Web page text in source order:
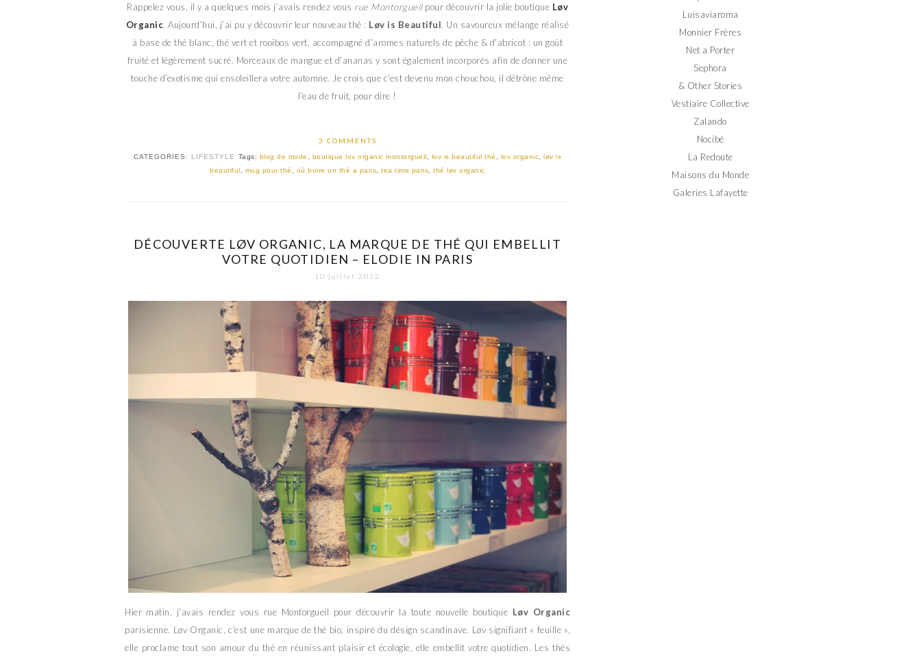
Rappelez vous, il y a quelques mois j’avais rendez vous rue Montorgueilpour découvrir la jolie boutique Løv
Organic. Aujourd’hui, j’ai pu y découvrir leur nouveau thé : Løv is Beautiful. Un savoureux mélange réalisé
à base de thé blanc, thé vert et rooibos vert, accompagné d’aromes naturels de pêche & d’abricot : un goût
fruité et légèrement sucré. Morceaux de mangue et d’ananas y sont également incorporés afin de donner une
touche d’exotisme qui ensoleillera votre automne. Je crois que c’est devenu mon chouchou, il détrône même
l’eau de fruit, pour dire !
3 COMMENTS
CATEGORIES: LIFESTYLE Tags: blog de mode boutique lov organic montorgueil lov is beautiful thé lov organic ,løv is
beautiful
mug pour thé où boire un thé a paris ,tea time paris ,thé løv organic
DÉCOUVERTE LØV ORGANIC, LA MARQUE DE THÉ QUI EMBELLIT
VOTRE QUOTIDIEN – ELODIE IN PARIS
10 juillet 2012
Hier matin, j’avais rendez vous rue Montorgueil pour découvrir la toute nouvelle boutique Løv Organic
parisienne. Løv Organic, c’est une marque de thé bio, inspiré du désign scandinave. Løv signifiant « feuille »,
elle proclame tout son amour du thé en réunissant plaisir et écologie, elle embellit votre quotidien. Les thés
Luisaviaroma
Monnier Frères
Net a Porter
Sephora
& Other Stories
Vestiaire Collective
Zalando
Nocibé
La Redoute
Maisons du Monde
Galeries Lafayette